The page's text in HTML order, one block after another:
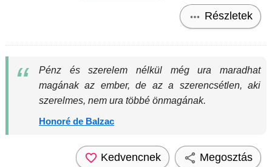
Részletek
Pénz és szerelem nélkül még ura maradhat
magának az ember, de az a szerencsétlen, aki
szerelmes, nem ura többé önmagának.
Honoré de Balzac
Kedvencnek Megosztás